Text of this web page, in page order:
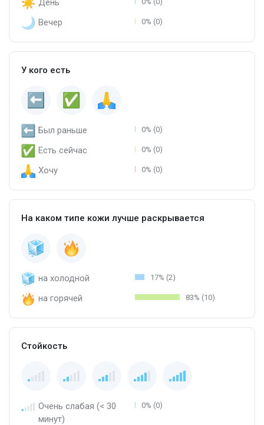
Вечер 0% (0)
У кого есть
Был раньше 0% (0)
Есть сейчас 0% (0)
Хочу 0% (0)
На каком типе кожи лучше раскрывается
на холодной 17% (2)
на горячей 83% (10)
Стойкость
Очень слабая (< 30
минут)
0% (0)